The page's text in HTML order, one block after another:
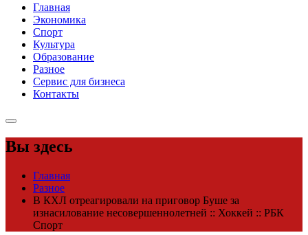
Главная
Экономика
Спорт
Культура
Образование
Разное
Сервис для бизнеса
Контакты
Вы здесь
Главная
Разное
В КХЛ отреагировали на приговор Буше за
изнасилование несовершеннолетней :: Хоккей :: РБК
Спорт